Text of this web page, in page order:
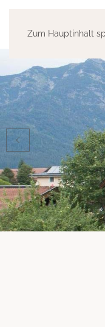
Zum Hauptinhalt